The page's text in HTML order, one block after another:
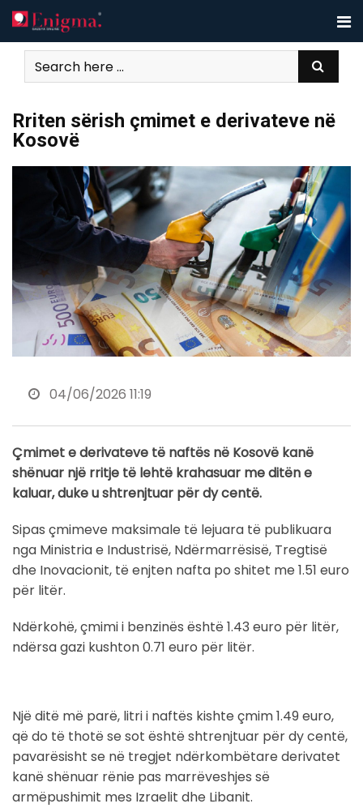
Skip
to
content
Rriten sërish çmimet e derivateve në
Kosovë
04/06/2026 11:19
Çmimet e derivateve të naftës në Kosovë kanë
shënuar një rritje të lehtë krahasuar me ditën e
kaluar, duke u shtrenjtuar për dy centë.
Sipas çmimeve maksimale të lejuara të publikuara
nga Ministria e Industrisë, Ndërmarrësisë, Tregtisë
dhe Inovacionit, të enjten nafta po shitet me 1.51 euro
për litër.
Ndërkohë, çmimi i benzinës është 1.43 euro për litër,
ndërsa gazi kushton 0.71 euro për litër.
Një ditë më parë, litri i naftës kishte çmim 1.49 euro,
që do të thotë se sot është shtrenjtuar për dy centë,
pavarësisht se në tregjet ndërkombëtare derivatet
kanë shënuar rënie pas marrëveshjes së
armëpushimit mes Izraelit dhe Libanit.